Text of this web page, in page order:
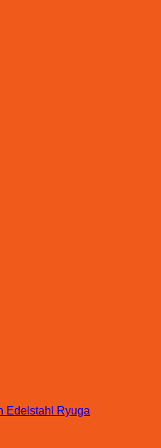
Edelstahl Ryuga